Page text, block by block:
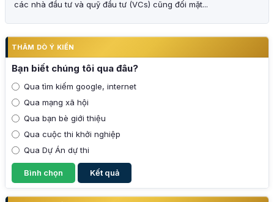
các nhà đầu tư và quỹ đầu tư (VCs) cũng đối mặt...
THĂM DÒ Ý KIẾN
Bạn biết chúng tôi qua đâu?
Qua tìm kiếm google, internet
Qua mạng xã hội
Qua bạn bè giới thiệu
Qua cuộc thi khởi nghiệp
Qua Dự Án dự thi